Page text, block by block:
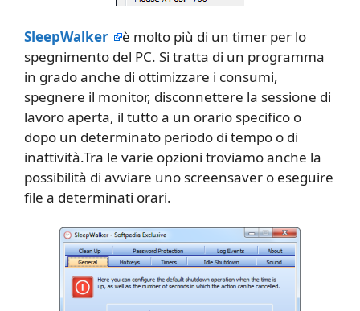
SleepWalker
è molto più di un timer per lo
spegnimento del PC. Si tratta di un programma
in grado anche di ottimizzare i consumi,
spegnere il monitor, disconnettere la sessione di
lavoro aperta, il tutto a un orario specifico o
dopo un determinato periodo di tempo o di
inattività.Tra le varie opzioni troviamo anche la
possibilità di avviare uno screensaver o eseguire
file a determinati orari.